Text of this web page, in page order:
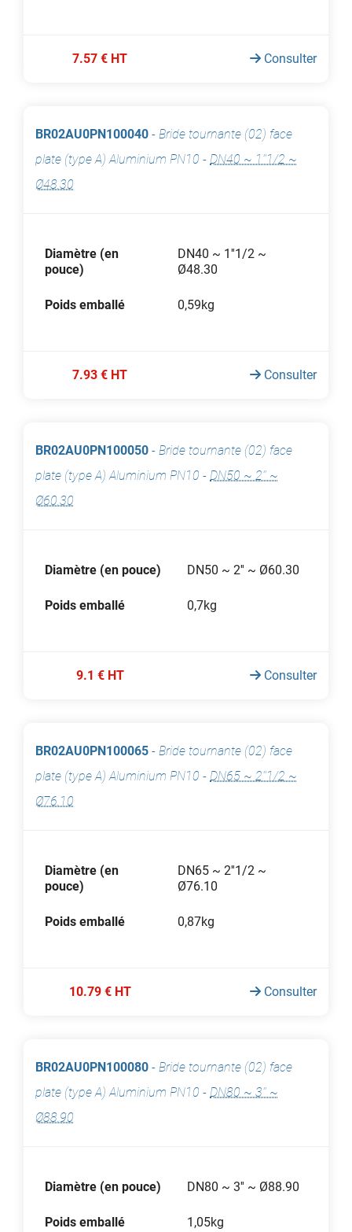
7.57 € HT Consulter
BR02AU0PN100040 - Bride tournante (02) face
plate (type A) Aluminium PN10 - DN40 ~ 1''1/2 ~
Ø48.30
Diamètre (en
pouce)
DN40 ~ 1''1/2 ~
Ø48.30
Poids emballé 0,59kg
7.93 € HT Consulter
BR02AU0PN100050 - Bride tournante (02) face
plate (type A) Aluminium PN10 - DN50 ~ 2'' ~
Ø60.30
Diamètre (en pouce) DN50 ~ 2'' ~ Ø60.30
Poids emballé 0,7kg
9.1 € HT Consulter
BR02AU0PN100065 - Bride tournante (02) face
plate (type A) Aluminium PN10 - DN65 ~ 2''1/2 ~
Ø76.10
Diamètre (en
pouce)
DN65 ~ 2''1/2 ~
Ø76.10
Poids emballé 0,87kg
10.79 € HT Consulter
BR02AU0PN100080 - Bride tournante (02) face
plate (type A) Aluminium PN10 - DN80 ~ 3'' ~
Ø88.90
Diamètre (en pouce) DN80 ~ 3'' ~ Ø88.90
Poids emballé 1,05kg